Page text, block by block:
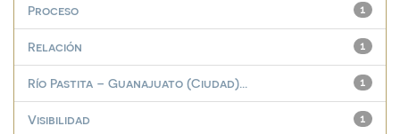
1
Proceso
1
Relación
1
Río Pastita – Guanajuato (Ciudad)...
1
Visibilidad